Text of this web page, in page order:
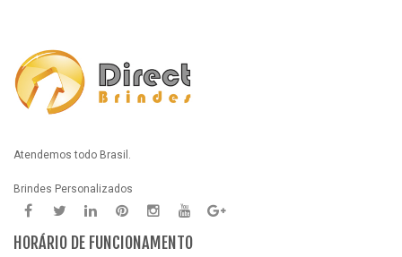
Atendemos todo Brasil.
Brindes Personalizados
HORÁRIO DE FUNCIONAMENTO